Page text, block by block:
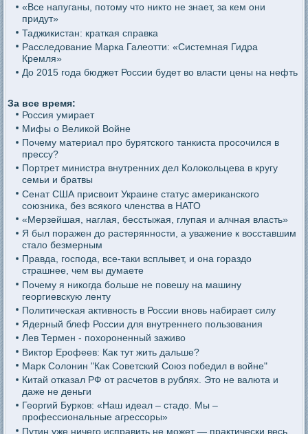
«Все напуганы, потому что никто не знает, за кем они
придут»
Таджикистан: краткая справка
Расследование Марка Галеотти: «Системная Гидра
Кремля»
До 2015 года бюджет России будет во власти цены на нефть
За все время:
Россия умирает
Мифы о Великой Войне
Почему материал про бурятского танкиста просочился в
прессу?
Портрет министра внутренних дел Колокольцева в кругу
семьи и братвы
Сенат США присвоит Украине статус американского
союзника, без всякого членства в НАТО
«Мерзейшая, наглая, бесстыжая, глупая и алчная власть»
Я был поражен до растерянности, а уважение к восставшим
стало безмерным
Правда, господа, все-таки всплывет, и она гораздо
страшнее, чем вы думаете
Почему я никогда больше не повешу на машину
георгиевскую ленту
Политическая активность в России вновь набирает силу
Ядерный блеф России для внутреннего пользования
Лев Термен - похороненный заживо
Виктор Ерофеев: Как тут жить дальше?
Марк Солонин "Как Советский Союз победил в войне"
Китай отказал РФ от расчетов в рублях. Это не валюта и
даже не деньги
Георгий Бурков: «Наш идеал – стадо. Мы –
профессиональные агрессоры»
Путин уже ничего исправить не может — практически весь